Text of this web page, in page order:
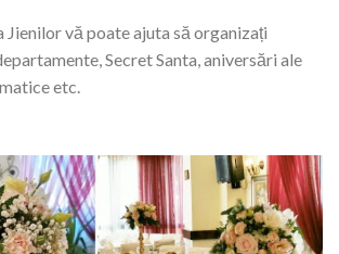
Jienilor vă poate ajuta să organizați
Secret Santa, aniversări ale
etc.